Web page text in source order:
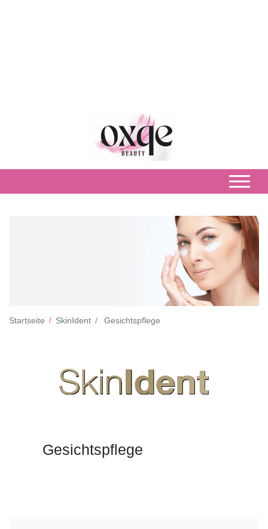
Startseite SkinIdent Gesichtspflege
Gesichtspflege